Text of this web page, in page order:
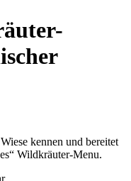
kennen und bereitet
Wildkräuter-Menu.